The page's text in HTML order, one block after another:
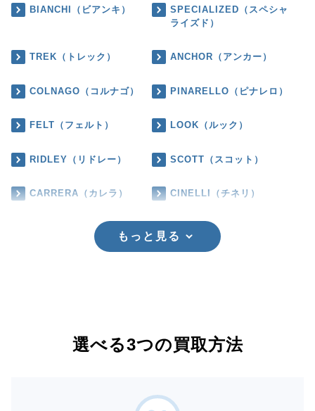
BIANCHI（ビアンキ）
SPECIALIZED（スペシャ
ライズド）
TREK（トレック） ANCHOR（アンカー）
COLNAGO（コルナゴ） PINARELLO（ピナレロ）
FELT（フェルト） LOOK（ルック）
RIDLEY（リドレー） SCOTT（スコット）
CARRERA（カレラ） CINELLI（チネリ）
もっと見る
選べる3つの買取方法